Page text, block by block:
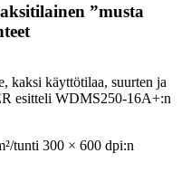
”musta
kaksi käyttötilaa, suurten ja
esitteli WDMS250-16A+:n
tunti 300 × 600 dpi:n